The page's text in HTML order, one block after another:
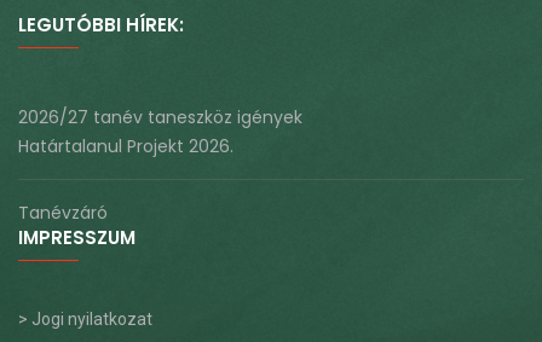
LEGUTÓBBI HÍREK:
2026/27 tanév taneszköz igények
Határtalanul Projekt 2026.
Tanévzáró
IMPRESSZUM
> Jogi nyilatkozat